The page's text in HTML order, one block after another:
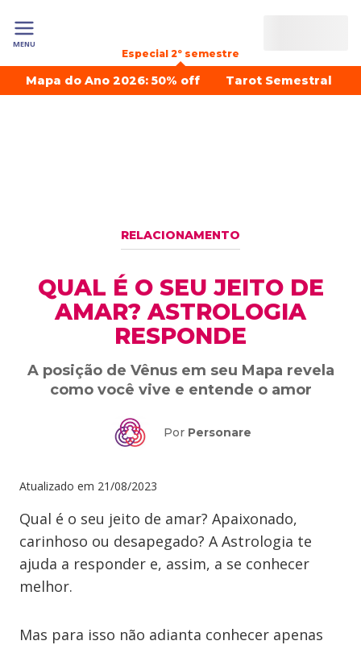
MENU
Especial 2º semestre
Mapa do Ano 2026: 50% off Tarot Semestral
RELACIONAMENTO
QUAL É O SEU JEITO DE
AMAR? ASTROLOGIA
RESPONDE
A posição de Vênus em seu Mapa revela
como você vive e entende o amor
Por Personare
Atualizado em 21/08/2023
Qual é o seu jeito de amar? Apaixonado,
carinhoso ou desapegado? A Astrologia te
ajuda a responder e, assim, a se conhecer
melhor.
Mas para isso não adianta conhecer apenas